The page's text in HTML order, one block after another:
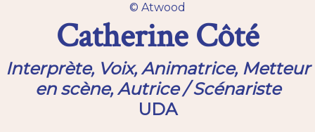
© Atwood
Catherine Côté
Interprète, Voix, Animatrice, Metteur
en scène, Autrice / Scénariste
UDA